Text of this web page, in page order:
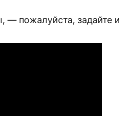
— пожалуйста, задайте